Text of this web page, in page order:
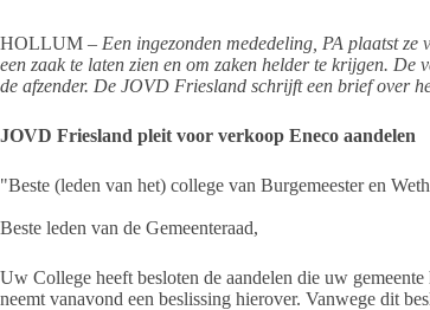
HOLLUM – Een ingezonden mededeling, PA plaatst
een zaak te laten zien en om zaken helder te krijgen.
de afzender. De JOVD Friesland schrijft een brief over
JOVD Friesland pleit voor verkoop Eneco aandelen
"Beste (leden van het) college van Burgemeester en
Beste leden van de Gemeenteraad,
Uw College heeft besloten de aandelen die uw
neemt vanavond een beslissing hierover. Vanwege dit